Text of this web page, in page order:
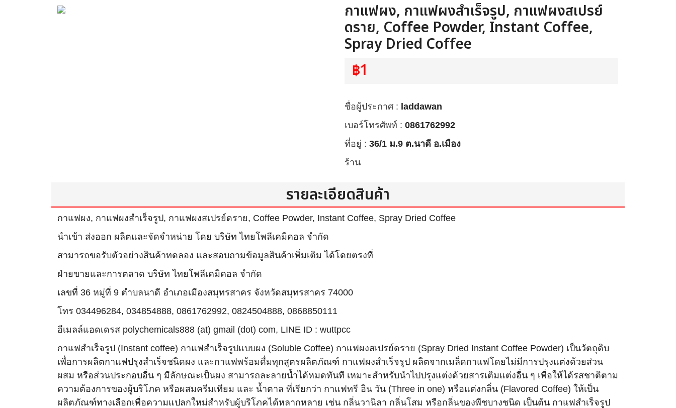
กาแฟผง, กาแฟผงสำเร็จรูป, กาแฟผงสเปรย์
ดราย, Coffee Powder, Instant Coffee,
Spray Dried Coffee
฿1
ชื่อผู้ประกาศ : laddawan
เบอร์โทรศัพท์ : 0861762992
ที่อยู่ : 36/1 ม.9 ต.นาดี อ.เมือง
ร้าน
รายละเอียดสินค้า
กาแฟผง, กาแฟผงสำเร็จรูป, กาแฟผงสเปรย์ดราย, Coffee Powder, Instant Coffee, Spray Dried Coffee
นำเข้า ส่งออก ผลิตและจัดจำหน่าย โดย บริษัท ไทยโพลีเคมิคอล จำกัด
สามารถขอรับตัวอย่างสินค้าทดลอง และสอบถามข้อมูลสินค้าเพิ่มเติม ได้โดยตรงที่
ฝ่ายขายและการตลาด บริษัท ไทยโพลีเคมิคอล จำกัด
เลขที่ 36 หมู่ที่ 9 ตำบลนาดี อำเภอเมืองสมุทรสาคร จังหวัดสมุทรสาคร 74000
โทร 034496284, 034854888, 0861762992, 0824504888, 0868850111
อีเมลล์แอดเดรส polychemicals888 (at) gmail (dot) com, LINE ID : wuttpcc
กาแฟสำเร็จรูป (Instant coffee) กาแฟสำเร็จรูปแบบผง (Soluble Coffee) กาแฟผงสเปรย์ดราย (Spray Dried Instant Coffee Powder) เป็นวัตถุดิบ
เพื่อการผลิตกาแฟปรุงสำเร็จชนิดผง และกาแฟพร้อมดื่มทุกสูตรผลิตภัณฑ์ กาแฟผงสำเร็จรูป ผลิตจากเมล็ดกาแฟโดยไม่มีการปรุงแต่งด้วยส่วน
ผสม หรือส่วนประกอบอื่น ๆ มีลักษณะเป็นผง สามารถละลายน้ำได้หมดทันที เหมาะสำหรับนำไปปรุงแต่งด้วยสารเติมแต่งอื่น ๆ เพื่อให้ได้รสชาติตาม
ความต้องการของผู้บริโภค หรือผสมครีมเทียม และ น้ำตาล ที่เรียกว่า กาแฟทรี อิน วัน (Three in one) หรือแต่งกลิ่น (Flavored Coffee) ให้เป็น
ผลิตภัณฑ์ทางเลือกเพื่อความแปลกใหม่สำหรับผู้บริโภคได้หลากหลาย เช่น กลิ่นวานิลา กลิ่นโสม หรือกลิ่นของพืชบางชนิด เป็นต้น กาแฟสำเร็จรูป